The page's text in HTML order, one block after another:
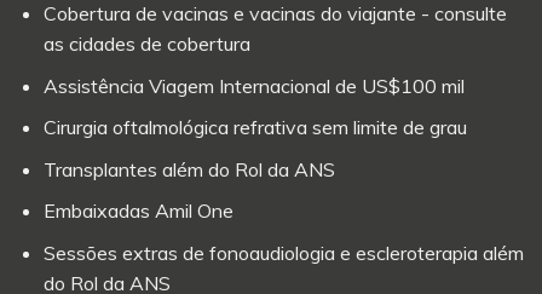
Cobertura de vacinas e vacinas do viajante - consulte
as cidades de cobertura
Assistência Viagem Internacional de US$100 mil
Cirurgia oftalmológica refrativa sem limite de grau
Transplantes além do Rol da ANS
Embaixadas Amil One
Sessões extras de fonoaudiologia e escleroterapia além
do Rol da ANS